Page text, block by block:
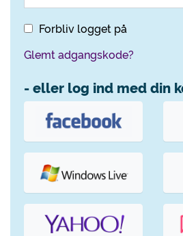
Forbliv logget på
Glemt adgangskode?
- eller log ind med din